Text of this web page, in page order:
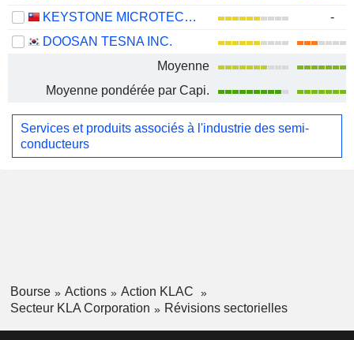
KEYSTONE MICROTECH CORPORATION
-
DOOSAN TESNA INC.
Moyenne
Moyenne pondérée par Capi.
Services et produits associés à l'industrie des semi-
conducteurs
Bourse Actions
Action KLAC
Secteur KLA Corporation
Révisions sectorielles